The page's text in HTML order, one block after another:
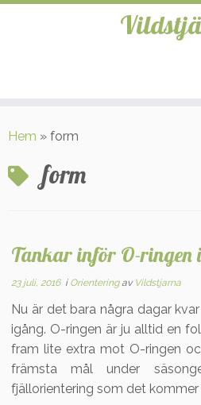
tillHem » form
form
Tankar inför O-ringen
23 juli, 2016i Orienteringav Vildstjarna
Nu är det bara några dagar
igång. O-ringen är ju alltid en
fram lite extra mot O-ringen
främsta mål under
fjällorientering som det kommer